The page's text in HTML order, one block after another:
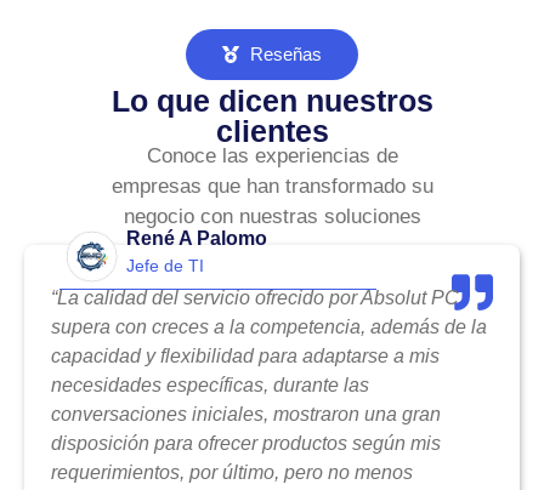
Reseñas
Lo que dicen nuestros
clientes
Conoce las experiencias de
empresas que han transformado su
negocio con nuestras soluciones
René A Palomo
Jefe de TI
“La calidad del servicio ofrecido por Absolut PC
supera con creces a la competencia, además de la
capacidad y flexibilidad para adaptarse a mis
necesidades específicas, durante las
conversaciones iniciales, mostraron una gran
disposición para ofrecer productos según mis
requerimientos, por último, pero no menos